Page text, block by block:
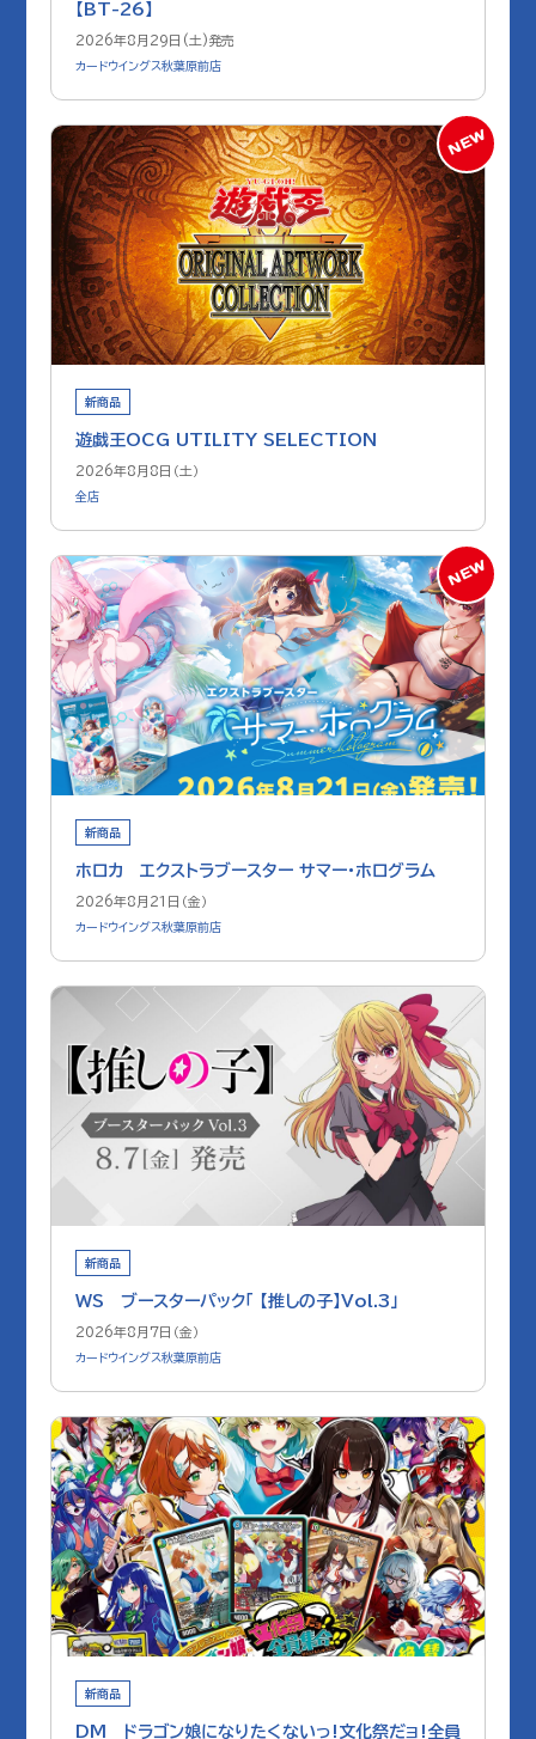
【BT-26】
2026年8月29日(土)発売
カードウイングス秋葉原前店
新商品
遊戯王OCG UTILITY SELECTION
2026年8月8日（土）
全店
新商品
ホロカ エクストラブースター サマー・ホログラム
2026年8月21日（金）
カードウイングス秋葉原前店
新商品
WS ブースターパック「 【推しの子】Vol.3」
2026年8月7日（金）
カードウイングス秋葉原前店
新商品
DM ドラゴン娘になりたくないっ!文化祭だョ!全員